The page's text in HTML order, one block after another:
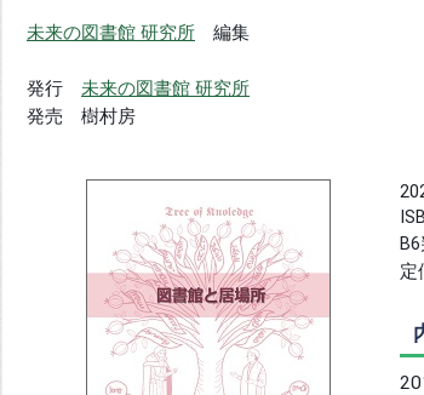
未来の図書館 研究所 編集
発行 未来の図書館 研究所
発売 樹村房
定